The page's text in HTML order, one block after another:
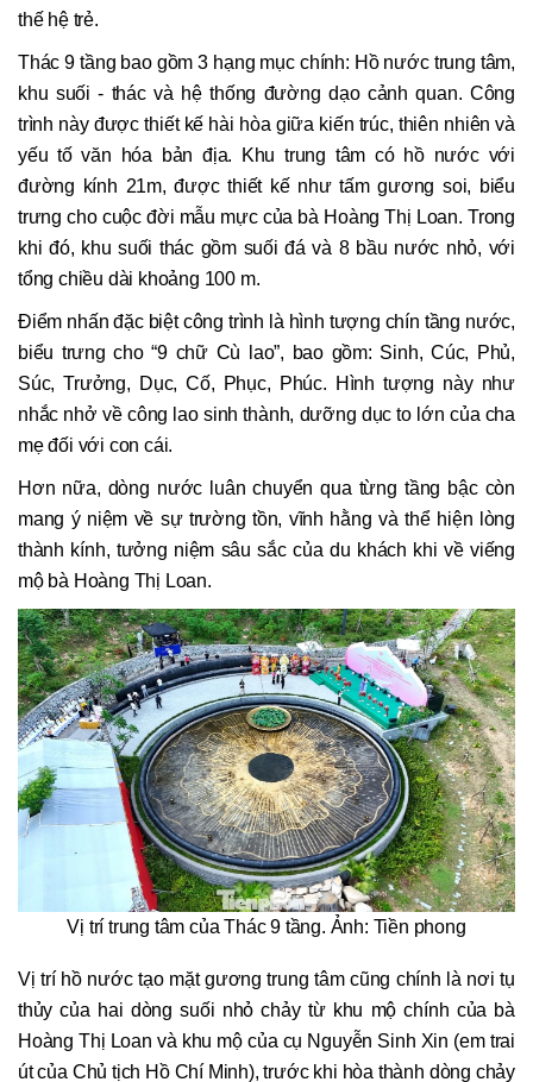
thế hệ trẻ.
Thác 9 tầng bao gồm 3 hạng mục chính: Hồ nước trung tâm,
khu suối - thác và hệ thống đường dạo cảnh quan. Công
trình này được thiết kế hài hòa giữa kiến trúc, thiên nhiên và
yếu tố văn hóa bản địa. Khu trung tâm có hồ nước với
đường kính 21m, được thiết kế như tấm gương soi, biểu
trưng cho cuộc đời mẫu mực của bà Hoàng Thị Loan. Trong
khi đó, khu suối thác gồm suối đá và 8 bầu nước nhỏ, với
tổng chiều dài khoảng 100 m.
Điểm nhấn đặc biệt công trình là hình tượng chín tầng nước,
biểu trưng cho “9 chữ Cù lao”, bao gồm: Sinh, Cúc, Phủ,
Súc, Trưởng, Dục, Cố, Phục, Phúc. Hình tượng này như
nhắc nhở về công lao sinh thành, dưỡng dục to lớn của cha
mẹ đối với con cái.
Hơn nữa, dòng nước luân chuyển qua từng tầng bậc còn
mang ý niệm về sự trường tồn, vĩnh hằng và thể hiện lòng
thành kính, tưởng niệm sâu sắc của du khách khi về viếng
mộ bà Hoàng Thị Loan.
Vị trí trung tâm của Thác 9 tầng. Ảnh: Tiền phong
Vị trí hồ nước tạo mặt gương trung tâm cũng chính là nơi tụ
thủy của hai dòng suối nhỏ chảy từ khu mộ chính của bà
Hoàng Thị Loan và khu mộ của cụ Nguyễn Sinh Xin (em trai
út của Chủ tịch Hồ Chí Minh), trước khi hòa thành dòng chảy